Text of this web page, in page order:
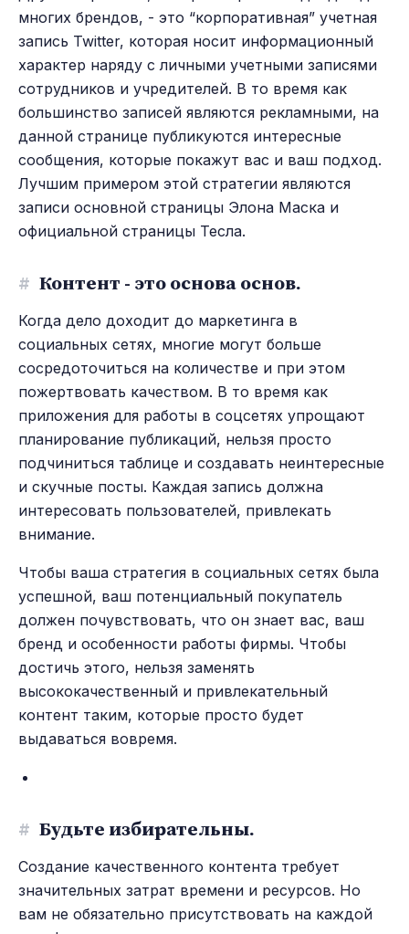
многих брендов, - это “корпоративная” учетная
запись Twitter, которая носит информационный
характер наряду с личными учетными записями
сотрудников и учредителей. В то время как
большинство записей являются рекламными, на
данной странице публикуются интересные
сообщения, которые покажут вас и ваш подход.
Лучшим примером этой стратегии являются
записи основной страницы Элона Маска и
официальной страницы Тесла.
# Контент - это основа основ.
Когда дело доходит до маркетинга в
социальных сетях, многие могут больше
сосредоточиться на количестве и при этом
пожертвовать качеством. В то время как
приложения для работы в соцсетях упрощают
планирование публикаций, нельзя просто
подчиниться таблице и создавать неинтересные
и скучные посты. Каждая запись должна
интересовать пользователей, привлекать
внимание.
Чтобы ваша стратегия в социальных сетях была
успешной, ваш потенциальный покупатель
должен почувствовать, что он знает вас, ваш
бренд и особенности работы фирмы. Чтобы
достичь этого, нельзя заменять
высококачественный и привлекательный
контент таким, которые просто будет
выдаваться вовремя.
# Будьте избирательны.
Создание качественного контента требует
значительных затрат времени и ресурсов. Но
вам не обязательно присутствовать на каждой